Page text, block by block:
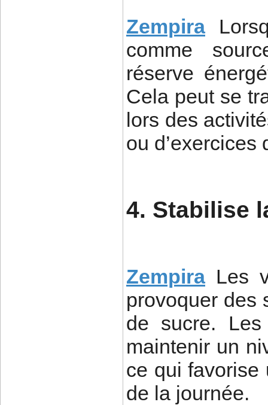
Zempira
comme
réserve
Cela peut se
lors des
ou d’exercices
4. Stabilise
Zempira Les
provoquer des
de sucre.
maintenir un
ce qui favorise
de la journée.